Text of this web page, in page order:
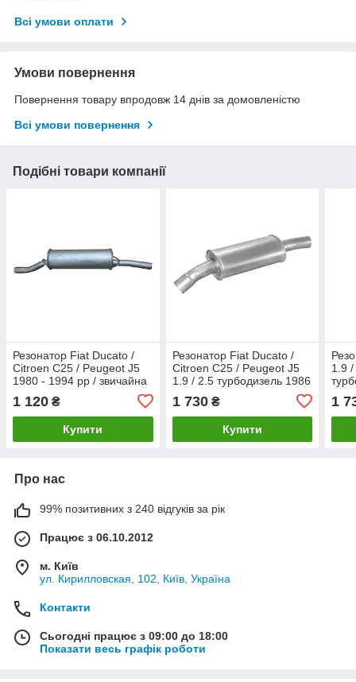
Всі умови оплати
Умови повернення
Повернення товару впродовж 14 днів за домовленістю
Всі умови повернення
Подібні товари компанії
Резонатор Fiat Ducato /
Citroen C25 / Peugeot J5
1980 - 1994 рр / звичайна
1 120 ₴
Купити
Резонатор Fiat Ducato /
Citroen C25 / Peugeot J5
1.9 / 2.5 турбодизель 1986
1 730₴
Купити
1.9 /
1
Про нас
99% позитивних з 240 відгуків за рік
Працює з 06.10.2012
м. Київ
ул. Кирилловская, 102, Київ, Україна
Контакти
Сьогодні працює з 09:00 до 18:00
Показати весь графік роботи